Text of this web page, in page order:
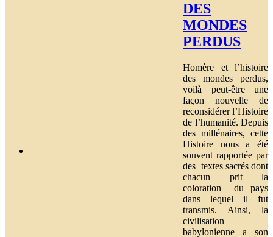
DES
MONDES
PERDUS
Homère et l’histoire
des mondes perdus,
voilà peut-être une
façon nouvelle de
reconsidérer l’Histoire
de l’humanité. Depuis
des millénaires, cette
Histoire nous a été
souvent rapportée par
des textes sacrés dont
chacun prit la
coloration du pays
dans lequel il fut
transmis. Ainsi, la
civilisation
babylonienne a son